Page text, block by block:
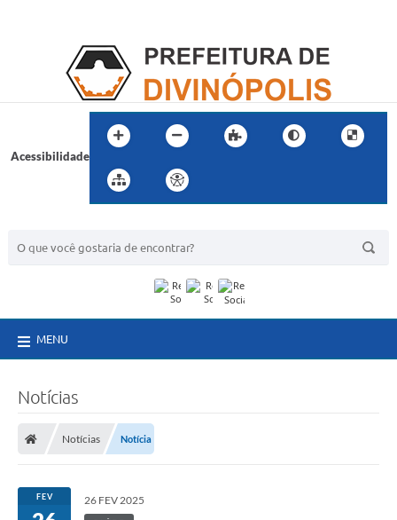
Acessibilidade
MENU
Notícias
Notícias Notícia
FEV 26 FEV 2025